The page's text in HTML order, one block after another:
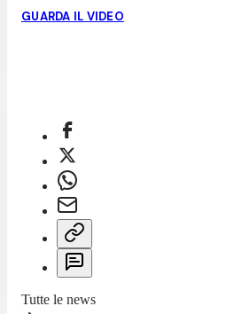
GUARDA IL VIDEO
Tutte le news